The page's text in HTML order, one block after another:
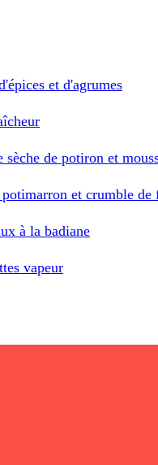
et d'agrumes
de potiron et
et crumble de
à la badiane
vapeur